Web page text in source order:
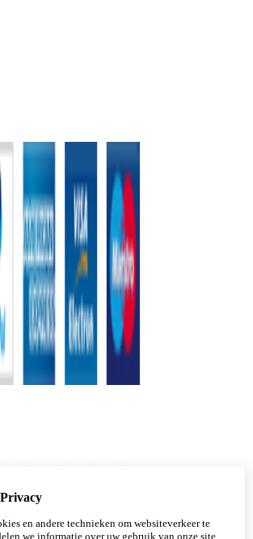
en andere technieken om websiteverkeer te
we informatie over uw gebruik van onze site